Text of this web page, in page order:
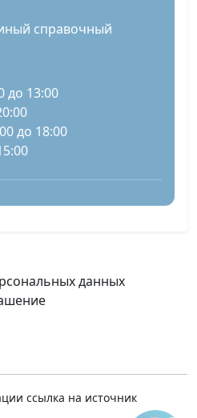
справочный
до 13:00
до 18:00
данных
ссылка на источник